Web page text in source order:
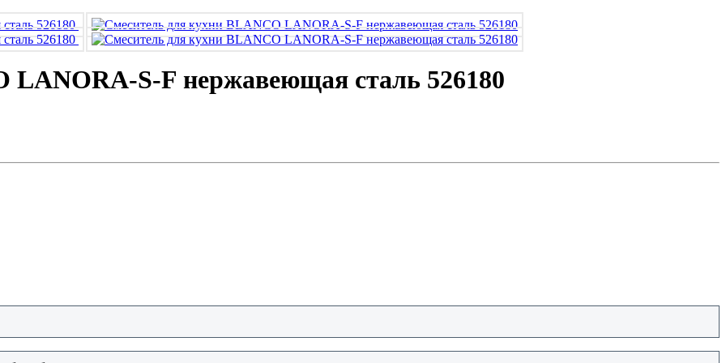
LANORA-S-F нержавеющая сталь 526180